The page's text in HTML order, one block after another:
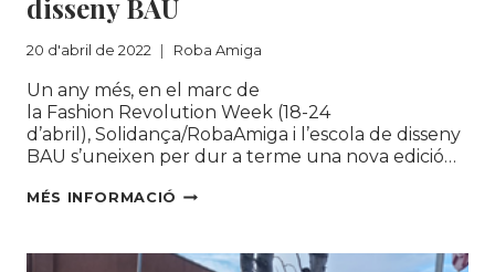
disseny BAU
20 d'abril de 2022 Roba Amiga
Un any més, en el marc de
la Fashion Revolution Week (18-24
d’abril), Solidança/RobaAmiga i l’escola de disseny
BAU s’uneixen per dur a terme una nova edició…
MÉS INFORMACIÓ PARTICIPEM
MÉS